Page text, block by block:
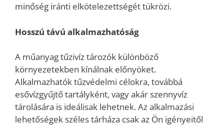
minőség iránti elkötelezettségét tükrözi.
Hosszú távú alkalmazhatóság
A műanyag tűzivíz tározók különböző
környezetekben kínálnak előnyöket.
Alkalmazhatók tűzvédelmi célokra, továbbá
esővízgyűjtő tartályként, vagy akár szennyvíz
tárolására is ideálisak lehetnek. Az alkalmazási
lehetőségek széles tárháza csak az Ön igényeitől